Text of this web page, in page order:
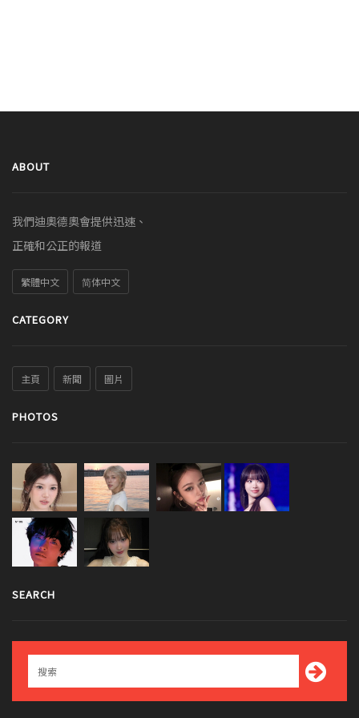
ABOUT
我們迪奧德奧會提供迅速、
正確和公正的報道
繁體中文 简体中文
CATEGORY
主頁 新聞 圖片
PHOTOS
SEARCH